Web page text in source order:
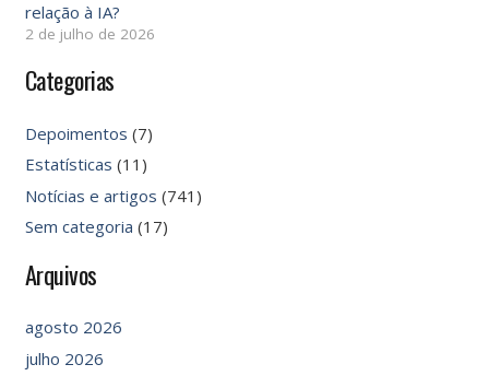
relação à IA?
2 de julho de 2026
Categorias
Depoimentos (7)
Estatísticas (11)
Notícias e artigos (741)
Sem categoria (17)
Arquivos
agosto 2026
julho 2026